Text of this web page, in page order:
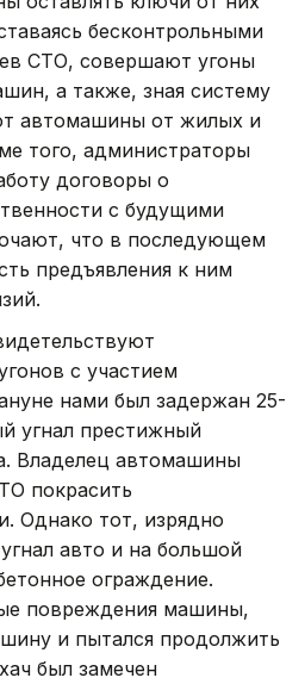
бесконтрольными
СТО, совершают угоны
а также, зная систему
автомашины от жилых и
того, администраторы
договоры о
с будущими
что в последующем
предъявления к ним
с участием
нами был задержан 25-
угнал престижный
Владелец автомашины
покрасить
Однако тот, изрядно
авто и на большой
ограждение.
повреждения машины,
и пытался продолжить
был замечен